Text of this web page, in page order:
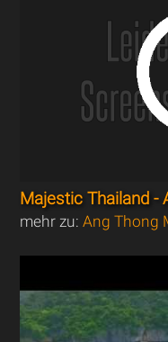
Majestic Thailand -
mehr zu:Ang Thong